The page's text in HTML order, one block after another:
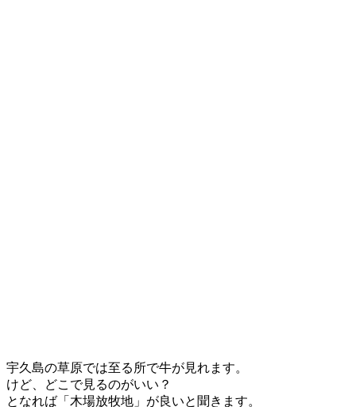
宇久島の草原では至る所で牛が見れます。
けど、どこで見るのがいい？
となれば「木場放牧地」が良いと聞きます。